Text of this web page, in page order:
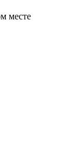
месте